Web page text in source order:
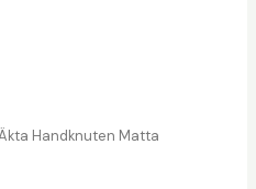
Handknuten Matta